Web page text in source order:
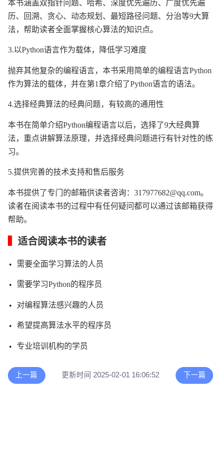
本书涵盖双指针问题、哈希、深度优先遍历、广度优先遍
历、回溯、贪心、动态规划、最短路径问题、分治等9大算
法，帮助读者全面掌握核心算法的知识点。
3.以Python语言作为载体，降低学习难度
抛弃其他复杂的编程语言，本书采用简单的编程语言Python
作为算法的载体，并在第1章介绍了Python语言的语法。
4.选择经典算法的经典问题，有较高的通用性
本书在简单介绍Python编程语言以后，选择了9大经典算
法，重点讲解算法原理，并选择经典问题进行有针对性的练
习。
5.提供完善的技术支持和售后服务
本书提供了专门的邮箱供读者咨询：317977682@qq.com。
读者在阅读本书的过程中有任何疑问都可以通过该邮箱获得
帮助。
适合阅读本书的读者
需要全面学习算法的人员
需要学习Python的程序员
对编程算法感兴趣的人员
希望提高算法水平的程序员
专业培训机构的学员
上一篇 更新时间 2025-02-01 16:06:52 下一篇